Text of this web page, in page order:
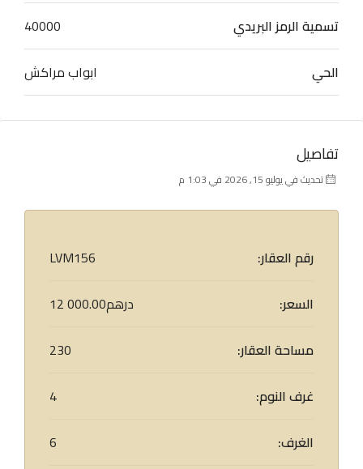
تسمية الرمز البريدي
40000
الحي
ابواب مراكش
تفاصيل
تحديث في يوليو 15, 2026 في 1:03 م
رقم العقار:
LVM156
السعر:
12 000.00درهم
مساحة العقار:
230
غرف النوم:
4
الغرف:
6